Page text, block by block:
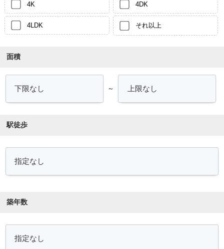
4K 4DK
4LDK それ以上
面積
～
駅徒歩
築年数